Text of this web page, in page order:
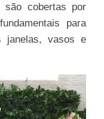
cobertas por
para
janelas, vasos e